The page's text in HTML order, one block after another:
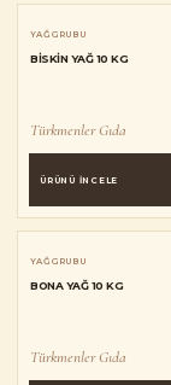
YAĞ GRUBU
BISKIN YAĞ 10 KG
Türkmenler Gıda
ÜRÜNÜ İNCELE
YAĞ GRUBU
BONA YAĞ 10 KG
Türkmenler Gıda